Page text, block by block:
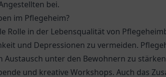
bei.
im Pflegeheim?
Rolle in der Lebensqualität von
und Depressionen zu vermeiden.
unter den Bewohnern zu
und kreative Workshops. Auch das